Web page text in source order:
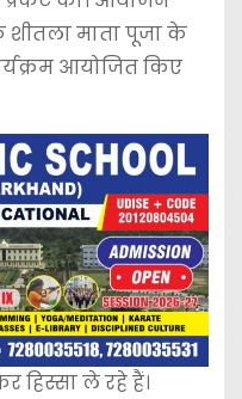
शीतला माता पूजा के
आयोजित किए
हिस्सा ले रहे हैं।